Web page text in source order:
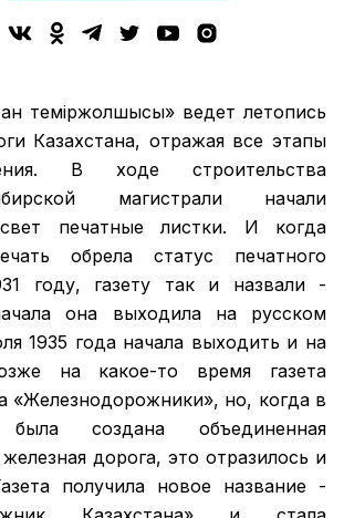
теміржолшысы» ведет летопись
Казахстана, отражая все этапы
В ходе строительства
магистрали начали
печатные листки. И когда
обрела статус печатного
году, газету так и назвали -
она выходила на русском
1935 года начала выходить и на
на какое-то время газета
«Железнодорожники», но, когда в
создана объединенная
железная дорога, это отразилось и
получила новое название -